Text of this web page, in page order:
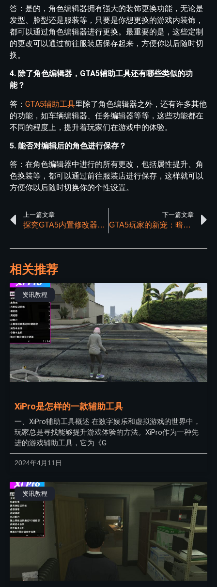
答：是的，角色编辑器拥有强大的装饰更换功能，无论是
发型、脸型还是服装等，只要是你想更换的游戏内装饰，
都可以通过角色编辑器进行更换。最重要的是，这些定制
的更改可以通过前往服装店保存起来，方便你以后随时切
换。
4. 除了角色编辑器，GTA5辅助工具还有哪些类似的功
能？
答： GTA5辅助工具里除了角色编辑器之外，还有许多其他
的功能，如车辆编辑器、任务编辑器等等，这些功能都在
不同的程度上，提升着玩家们在游戏中的体验。
5. 能否对编辑后的角色进行保存？
答：在角色编辑器中进行的所有更改，包括属性提升、角
色换装等，都可以通过前往服装店进行保存，这样就可以
方便你以后随时切换你的个性设置。
上一篇文章
探究GTA5内置修改器：其作用及优势
下一篇文章
GTA5玩家的新宠：暗星线上辅助工具的全面解析
相关推荐
资讯教程
XiPro是怎样的一款辅助工具
一、XiPro辅助工具概述 在数字娱乐和虚拟游戏的世界中，
玩家总是寻找能够提升游戏体验的方法。XiPro作为一种先
进的游戏辅助工具，它为《G
2024年4月11日
资讯教程